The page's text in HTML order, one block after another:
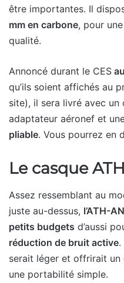
être importantes. Il
mm en carbone, pour
qualité.
Annoncé durant le CES
qu’ils soient affichés au
site), il sera livré avec un
adaptateur aéronef et
pliable. Vous pourrez en
Le casque
Assez ressemblant au
juste au-dessus, l’ATH-
petits budgets d’aussi
réduction de bruit active.
serait léger et offrirait
une portabilité simple.